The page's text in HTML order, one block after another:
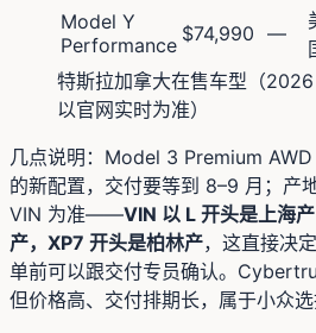
Model Y
Performance $74,990 —
特斯拉加拿大在售车型（
以官网实时为准）
几点说明：Model 3 Premium
的新配置，交付要等到 8–9 月；产
VIN 为准——VIN 以 L 开头是上海
产，XP7 开头是柏林产，这直接决
单前可以跟交付专员确认。
但价格高、交付排期长，属于小众选